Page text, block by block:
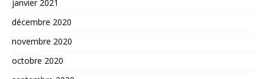
janvier 2021
décembre 2020
novembre 2020
octobre 2020